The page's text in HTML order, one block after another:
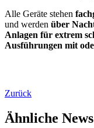
Alle Geräte stehen
und werden über
Anlagen für extrem
Ausführungen mit
Zurück
Ähnliche News